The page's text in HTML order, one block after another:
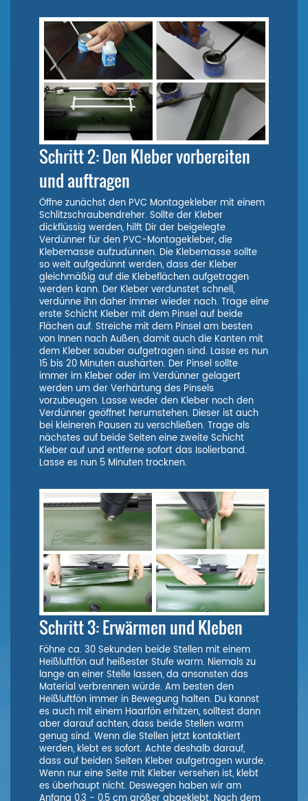
Schritt 2: Den Kleber vorbereiten
und auftragen
Öffne zunächst den PVC Montagekleber mit einem
Schlitzschraubendreher. Sollte der Kleber
dickflüssig werden, hilft Dir der beigelegte
Verdünner für den PVC-Montagekleber, die
Klebemasse aufzudünnen. Die Klebemasse sollte
so weit aufgedünnt werden, dass der Kleber
gleichmäßig auf die Klebeflächen aufgetragen
werden kann. Der Kleber verdunstet schnell,
verdünne ihn daher immer wieder nach. Trage eine
erste Schicht Kleber mit dem Pinsel auf beide
Flächen auf. Streiche mit dem Pinsel am besten
von Innen nach Außen, damit auch die Kanten mit
dem Kleber sauber aufgetragen sind. Lasse es nun
15 bis 20 Minuten aushärten. Der Pinsel sollte
immer im Kleber oder im Verdünner gelagert
werden um der Verhärtung des Pinsels
vorzubeugen. Lasse weder den Kleber noch den
Verdünner geöffnet herumstehen. Dieser ist auch
bei kleineren Pausen zu verschließen. Trage als
nächstes auf beide Seiten eine zweite Schicht
Kleber auf und entferne sofort das Isolierband.
Lasse es nun 5 Minuten trocknen.
Schritt 3: Erwärmen und Kleben
Föhne ca. 30 Sekunden beide Stellen mit einem
Heißluftfön auf heißester Stufe warm. Niemals zu
lange an einer Stelle lassen, da ansonsten das
Material verbrennen würde. Am besten den
Heißluftfön immer in Bewegung halten. Du kannst
es auch mit einem Haarfön erhitzen, solltest dann
aber darauf achten, dass beide Stellen warm
genug sind. Wenn die Stellen jetzt kontaktiert
werden, klebt es sofort. Achte deshalb darauf,
dass auf beiden Seiten Kleber aufgetragen wurde.
Wenn nur eine Seite mit Kleber versehen ist, klebt
es überhaupt nicht. Deswegen haben wir am